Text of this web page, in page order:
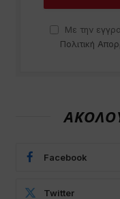
Με την
Πολιτική
Facebook
Twitter